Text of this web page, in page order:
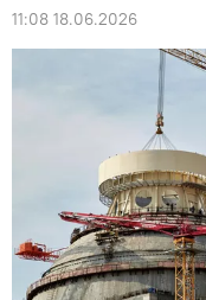
11:08 18.06.2026